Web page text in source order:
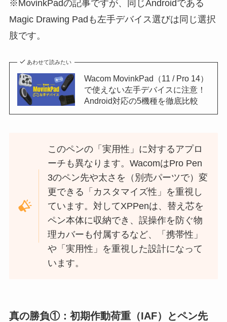
※MovinkPadの記事ですが、同じAndroidである
Magic Drawing Padも左手デバイス選びは同じ選択
肢です。
あわせて読みたい
Wacom MovinkPad（11 / Pro 14）
で使えない左手デバイスに注意！
Android対応の5機種を徹底比較
このペンの「実用性」に対するアプロ
ーチも異なります。WacomはPro Pen
3のペン先や太さを（別売パーツで）変
更できる「カスタマイズ性」を重視し
ています。対してXPPenは、替え芯を
ペン本体に収納でき、誤操作を防ぐ物
理カバーも付属するなど、「携帯性」
や「実用性」を重視した設計になって
います。
真の勝負①：初期作動荷重（IAF）とペン先